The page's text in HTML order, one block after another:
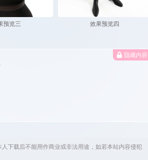
预览三 效果预览四
隐藏内容
下载后不能用作商业或非法用途，如若本站内容侵犯